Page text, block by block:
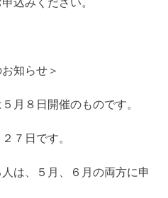
込みください。
知らせ＞
月８日開催のものです。
７日です。
は、５月、６月の両方に申